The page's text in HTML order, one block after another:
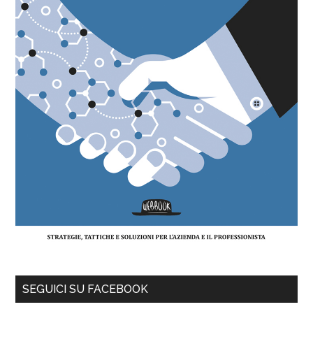
SEGUICI SU FACEBOOK